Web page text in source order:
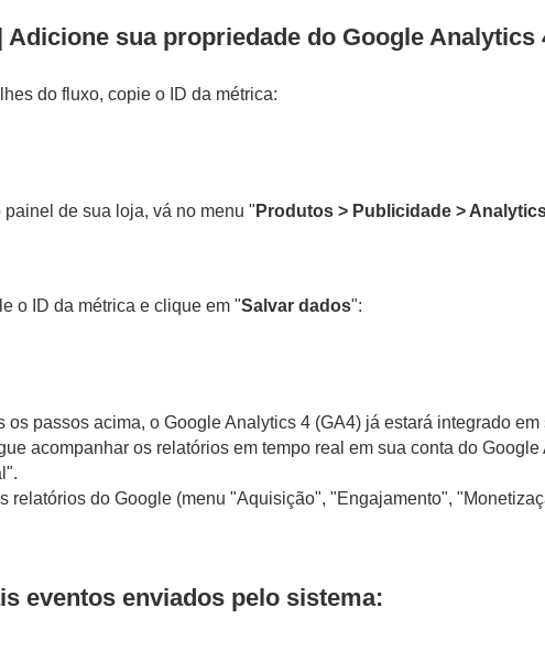
Adicione sua propriedade do Google Analytics
do fluxo, copie o ID da métrica:
painel de sua loja, vá no menu " Produtos > Publicidade >
o ID da métrica e clique em "Salvar dados":
os passos acima, o Google Analytics 4 (GA4) já estará integrado em
acompanhar os relatórios em tempo real em sua conta do
relatórios do Google (menu "Aquisição", "Engajamento",
eventos enviados pelo sistema: